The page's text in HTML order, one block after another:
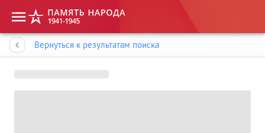
Вернуться к результатам поиска
Память народа